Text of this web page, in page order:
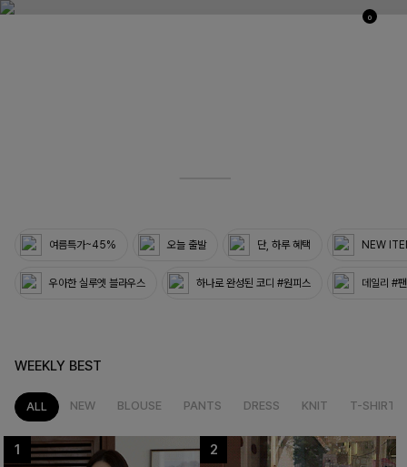
0
여름특가~45% 오늘 출발 단, 하루 혜택 NEW
우아한 실루엣 블라우스 하나로 완성된 코디 #원피스 데일리 #
WEEKLY BEST
ALL NEW BLOUSE PANTS DRESS KNIT T-SHIRT